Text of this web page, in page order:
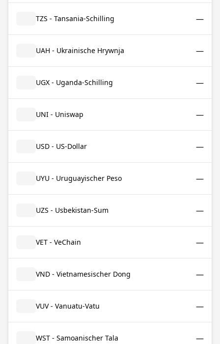
TZS - Tansania-Schilling —
UAH - Ukrainische Hrywnja —
UGX - Uganda-Schilling —
UNI - Uniswap —
USD - US-Dollar —
UYU - Uruguayischer Peso —
UZS - Usbekistan-Sum —
VET - VeChain —
VND - Vietnamesischer Dong —
VUV - Vanuatu-Vatu —
WST - Samoanischer Tala —